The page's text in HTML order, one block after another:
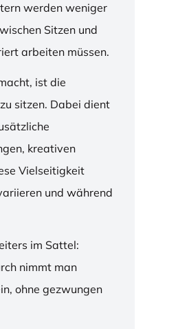
werden weniger
Sitzen und
arbeiten müssen.
ist die
sitzen. Dabei dient
kreativen
Vielseitigkeit
und während
im Sattel:
nimmt man
ohne gezwungen